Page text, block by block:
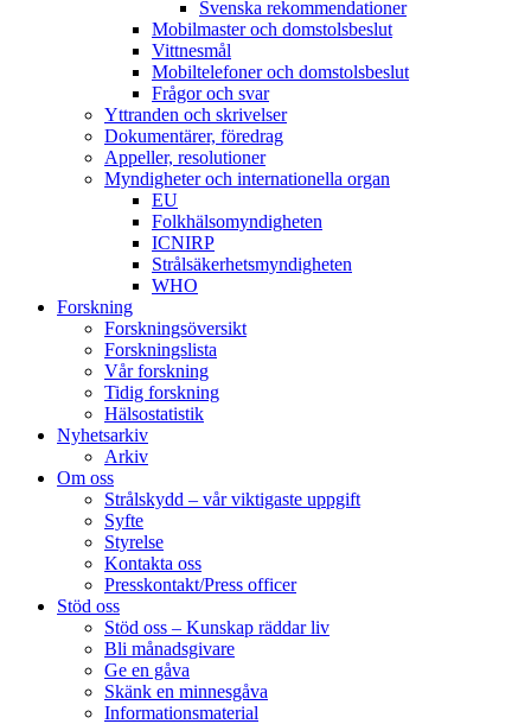
Svenska rekommendationer
Mobilmaster och domstolsbeslut
Vittnesmål
Mobiltelefoner och domstolsbeslut
Frågor och svar
Yttranden och skrivelser
Dokumentärer, föredrag
Appeller, resolutioner
Myndigheter och internationella organ
EU
Folkhälsomyndigheten
ICNIRP
Strålsäkerhetsmyndigheten
WHO
Forskning
Forskningsöversikt
Forskningslista
Vår forskning
Tidig forskning
Hälsostatistik
Nyhetsarkiv
Arkiv
Om oss
Strålskydd – vår viktigaste uppgift
Syfte
Styrelse
Kontakta oss
Presskontakt/Press officer
Stöd oss
Stöd oss – Kunskap räddar liv
Bli månadsgivare
Ge en gåva
Skänk en minnesgåva
Informationsmaterial